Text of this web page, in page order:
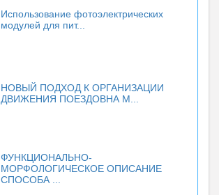
Использование фотоэлектрических
модулей для пит...
НОВЫЙ ПОДХОД К ОРГАНИЗАЦИИ
ДВИЖЕНИЯ ПОЕЗДОВНА М...
ФУНКЦИОНАЛЬНО-
МОРФОЛОГИЧЕСКОЕ ОПИСАНИЕ
СПОСОБА ...